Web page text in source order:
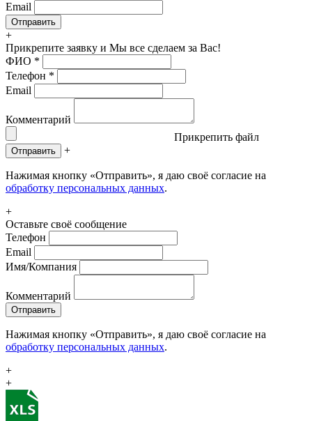
Email
+
Прикрепите заявку и Мы все сделаем за Вас!
ФИО *
Телефон *
Email
Комментарий
Прикрепить файл
Отправить +
Нажимая кнопку «Отправить», я даю своё согласие на
обработку персональных данных.
+
Оставьте своё сообщение
Телефон
Email
Имя/Компания
Комментарий
Отправить
Нажимая кнопку «Отправить», я даю своё согласие на
обработку персональных данных.
+
+